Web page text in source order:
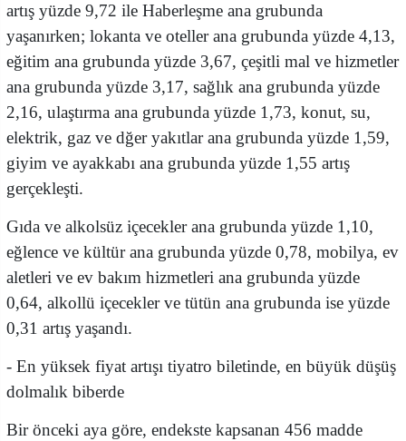
artış yüzde 9,72 ile Haberleşme ana grubunda
yaşanırken; lokanta ve oteller ana grubunda yüzde 4,13,
eğitim ana grubunda yüzde 3,67, çeşitli mal ve hizmetler
ana grubunda yüzde 3,17, sağlık ana grubunda yüzde
2,16, ulaştırma ana grubunda yüzde 1,73, konut, su,
elektrik, gaz ve dğer yakıtlar ana grubunda yüzde 1,59,
giyim ve ayakkabı ana grubunda yüzde 1,55 artış
gerçekleşti.
Gıda ve alkolsüz içecekler ana grubunda yüzde 1,10,
eğlence ve kültür ana grubunda yüzde 0,78, mobilya, ev
aletleri ve ev bakım hizmetleri ana grubunda yüzde
0,64, alkollü içecekler ve tütün ana grubunda ise yüzde
0,31 artış yaşandı.
- En yüksek fiyat artışı tiyatro biletinde, en büyük düşüş
dolmalık biberde
Bir önceki aya göre, endekste kapsanan 456 madde